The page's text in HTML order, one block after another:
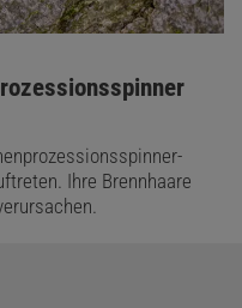
Ihre Brennhaare